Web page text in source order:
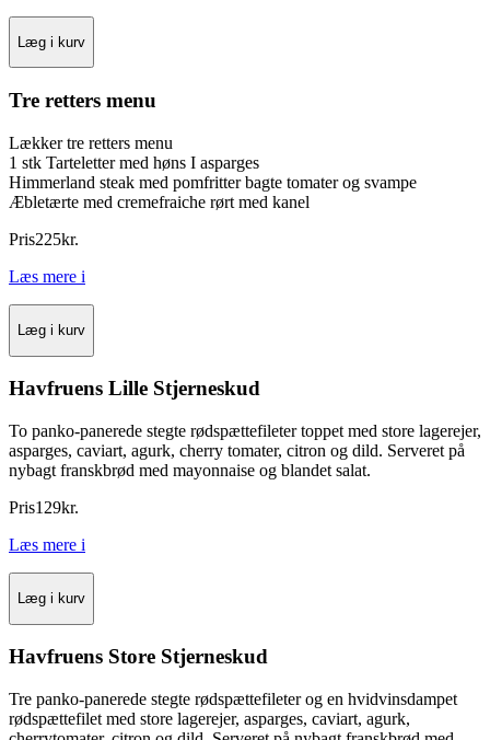
Læg i kurv
Tre retters menu
Lækker tre retters menu
1 stk Tarteletter med høns I asparges
Himmerland steak med pomfritter bagte tomater og svampe
Æbletærte med cremefraiche rørt med kanel
Pris225kr.
Læs mere i
Læg i kurv
Havfruens Lille Stjerneskud
To panko-panerede stegte rødspættefileter toppet med store lagerejer,
asparges, caviart, agurk, cherry tomater, citron og dild. Serveret på
nybagt franskbrød med mayonnaise og blandet salat.
Pris129kr.
Læs mere i
Læg i kurv
Havfruens Store Stjerneskud
Tre panko-panerede stegte rødspættefileter og en hvidvinsdampet
rødspættefilet med store lagerejer, asparges, caviart, agurk,